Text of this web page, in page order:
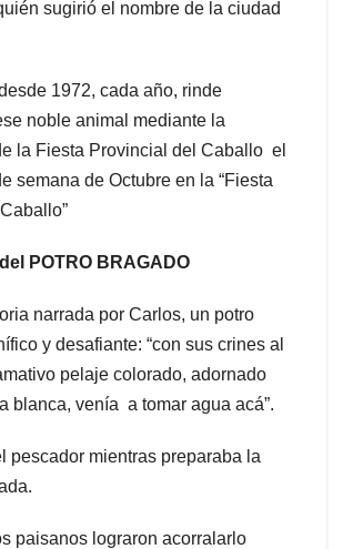
sugirió el nombre de la ciudad
1972, cada año, rinde
noble animal mediante la
la Fiesta Provincial del Caballo el
semana de Octubre en la “Fiesta
POTRO BRAGADO
narrada por Carlos, un potro
y desafiante: “con sus crines al
pelaje colorado, adornado
blanca, venía a tomar agua acá”.
pescador mientras preparaba la
paisanos lograron acorralarlo